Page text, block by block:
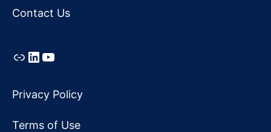
Contact Us
LinkLinkedIn
YouTube
Privacy Policy
Terms of Use